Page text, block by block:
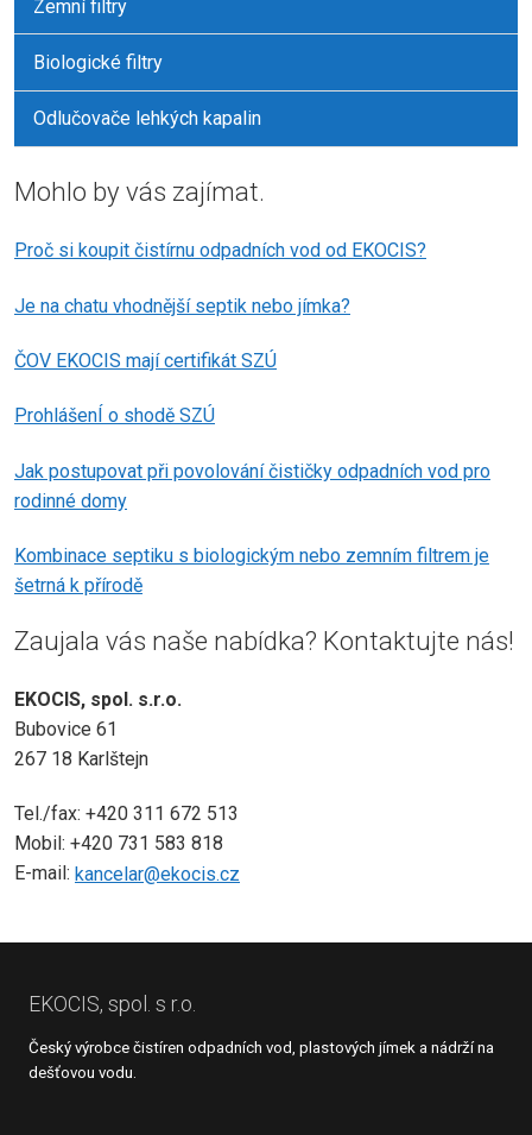
Zemní filtry
Biologické filtry
Odlučovače lehkých kapalin
Mohlo by vás zajímat.
Proč si koupit čistírnu odpadních vod od EKOCIS?
Je na chatu vhodnější septik nebo jímka?
ČOV EKOCIS mají certifikát SZÚ
ProhlášenÍ o shodě SZÚ
Jak postupovat při povolování čističky odpadních vod pro
rodinné domy
Kombinace septiku s biologickým nebo zemním filtrem je
šetrná k přírodě
Zaujala vás naše nabídka? Kontaktujte nás!
EKOCIS, spol. s.r.o.
Bubovice 61
267 18 Karlštejn
Tel./fax: +420 311 672 513
Mobil: +420 731 583 818
E-mail: kancelar@ekocis.cz
EKOCIS, spol. s r.o.
Český výrobce čistíren odpadních vod, plastových jímek a nádrží na
dešťovou vodu.